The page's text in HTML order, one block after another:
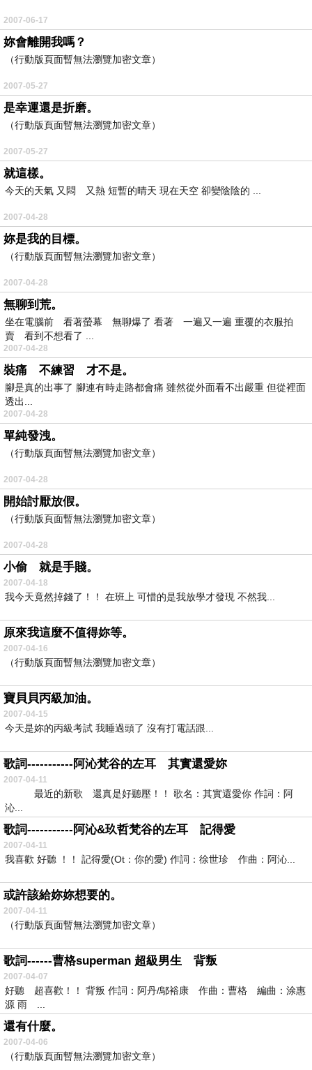
2007-06-17
妳會離開我嗎？
（行動版頁面暫無法瀏覽加密文章）
2007-05-27
是幸運還是折磨。
（行動版頁面暫無法瀏覽加密文章）
2007-05-27
就這樣。
今天的天氣 又悶 又熱 短暫的晴天 現在天空 卻變陰陰的 ...
2007-04-28
妳是我的目標。
（行動版頁面暫無法瀏覽加密文章）
2007-04-28
無聊到荒。
坐在電腦前 看著螢幕 無聊爆了 看著 一遍又一遍 重覆的衣服拍
賣 看到不想看了 ...
2007-04-28
裝痛 不練習 才不是。
腳是真的出事了 腳連有時走路都會痛 雖然從外面看不出嚴重 但從裡面
透出...
2007-04-28
單純發洩。
（行動版頁面暫無法瀏覽加密文章）
2007-04-28
開始討厭放假。
（行動版頁面暫無法瀏覽加密文章）
2007-04-28
小偷 就是手賤。
2007-04-18
我今天竟然掉錢了！！ 在班上 可惜的是我放學才發現 不然我...
原來我這麼不值得妳等。
2007-04-16
（行動版頁面暫無法瀏覽加密文章）
寶貝貝丙級加油。
2007-04-15
今天是妳的丙級考試 我睡過頭了 沒有打電話跟...
歌詞-----------阿沁梵谷的左耳 其實還愛妳
2007-04-11
最近的新歌 還真是好聽壓！！ 歌名：其實還愛你 作詞：阿
沁...
歌詞-----------阿沁&玖哲梵谷的左耳 記得愛
2007-04-11
我喜歡 好聽 ！！ 記得愛(Ot：你的愛) 作詞：徐世珍 作曲：阿沁...
或許該給妳妳想要的。
2007-04-11
（行動版頁面暫無法瀏覽加密文章）
歌詞------曹格superman 超級男生 背叛
2007-04-07
好聽 超喜歡！！ 背叛 作詞：阿丹/鄔裕康 作曲：曹格 編曲：涂惠
源 雨 ...
還有什麼。
2007-04-06
（行動版頁面暫無法瀏覽加密文章）